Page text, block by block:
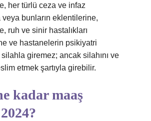
her türlü ceza ve infaz
veya bunların eklentilerine,
ruh ve sinir hastalıkları
ve hastanelerin psikiyatri
giremez; ancak silahını ve
etmek şartıyla girebilir.
kadar maaş